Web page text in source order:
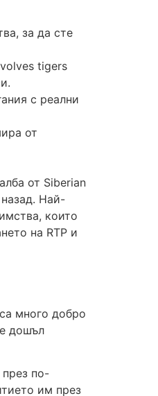
за да сте
tigers
с реални
от
от Siberian
Най-
които
на RTP и
много добро
дошъл
по-
им през